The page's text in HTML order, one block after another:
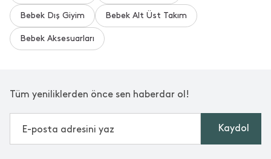
Bebek Dış Giyim Bebek Alt Üst Takım
Bebek Aksesuarları
Tüm yeniliklerden önce sen haberdar ol!
Kaydol